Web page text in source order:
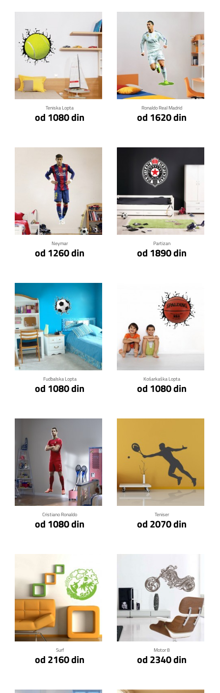
Teniska Lopta
od 1080 din
Klikni za detalje
Ronaldo Real Madrid
od 1620 din
Klikni za detalje
Neymar
od 1260 din
Klikni za detalje
Partizan
od 1890 din
Klikni za detalje
Fudbalska Lopta
od 1080 din
Klikni za detalje
Košarkaška Lopta
od 1080 din
Klikni za detalje
Cristiano Ronaldo
od 1080 din
Klikni za detalje
Teniser
od 2070 din
Klikni za detalje
Surf
od 2160 din
Klikni za detalje
Motor 8
od 2340 din
Klikni za detalje